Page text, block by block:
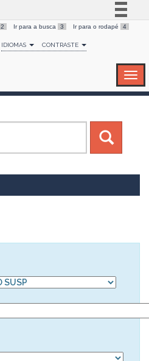
Simplifique!
Comunica BR
Canais
2 Ir para a busca 3 Ir para o rodapé 4
IDIOMAS CONTRASTE